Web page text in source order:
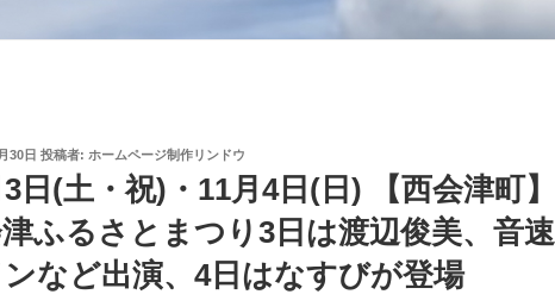
30日 投稿者: ホームページ制作リンドウ
日(土・祝)・11月4日(日) 【西会津町】
ふるさとまつり3日は渡辺俊美、音速
など出演、4日はなすびが登場